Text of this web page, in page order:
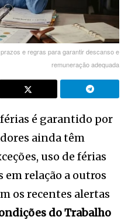
e regras para garantir descanso e
remuneração adequada
é garantido por
ainda têm
uso de férias
em relação a outros
os recentes alertas
do Trabalho